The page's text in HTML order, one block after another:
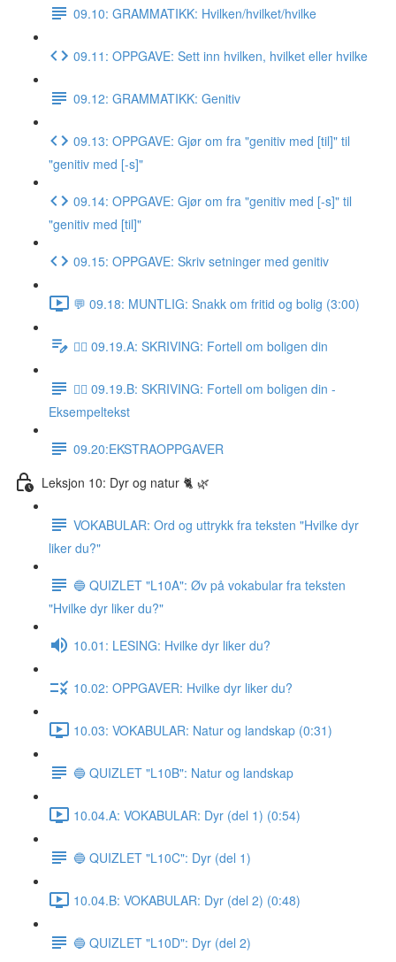
09.10: GRAMMATIKK: Hvilken/hvilket/hvilke
09.11: OPPGAVE: Sett inn hvilken, hvilket eller hvilke
09.12: GRAMMATIKK: Genitiv
09.13: OPPGAVE: Gjør om fra "genitiv med [til]" til
"genitiv med [-s]"
09.14: OPPGAVE: Gjør om fra "genitiv med [-s]" til
"genitiv med [til]"
09.15: OPPGAVE: Skriv setninger med genitiv
💬 09.18: MUNTLIG: Snakk om fritid og bolig (3:00)
✍🏼 09.19.A: SKRIVING: Fortell om boligen din
✍🏼 09.19.B: SKRIVING: Fortell om boligen din -
Eksempeltekst
09.20:EKSTRAOPPGAVER
Leksjon 10: Dyr og natur 🐈 🌿
VOKABULAR: Ord og uttrykk fra teksten "Hvilke dyr
liker du?"
🔵 QUIZLET "L10A": Øv på vokabular fra teksten
"Hvilke dyr liker du?"
10.01: LESING: Hvilke dyr liker du?
10.02: OPPGAVER: Hvilke dyr liker du?
10.03: VOKABULAR: Natur og landskap (0:31)
🔵 QUIZLET "L10B": Natur og landskap
10.04.A: VOKABULAR: Dyr (del 1) (0:54)
🔵 QUIZLET "L10C": Dyr (del 1)
10.04.B: VOKABULAR: Dyr (del 2) (0:48)
🔵 QUIZLET "L10D": Dyr (del 2)